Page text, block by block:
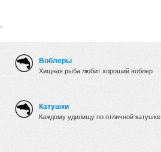
.
Воблеры
Хищная рыба любит хороший воблер
Катушки
Каждому удилищу по отличной катушке